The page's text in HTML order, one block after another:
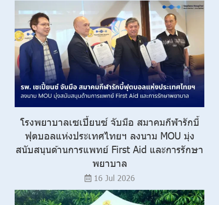
โรงพยาบาลเซเปี้ยนซ์ จับมือ สมาคมกีฬารักบี้
ฟุตบอลแห่งประเทศไทยฯ ลงนาม MOU มุ่ง
สนับสนุนด้านการแพทย์ First Aid และการรักษา
พยาบาล
16 Jul 2026